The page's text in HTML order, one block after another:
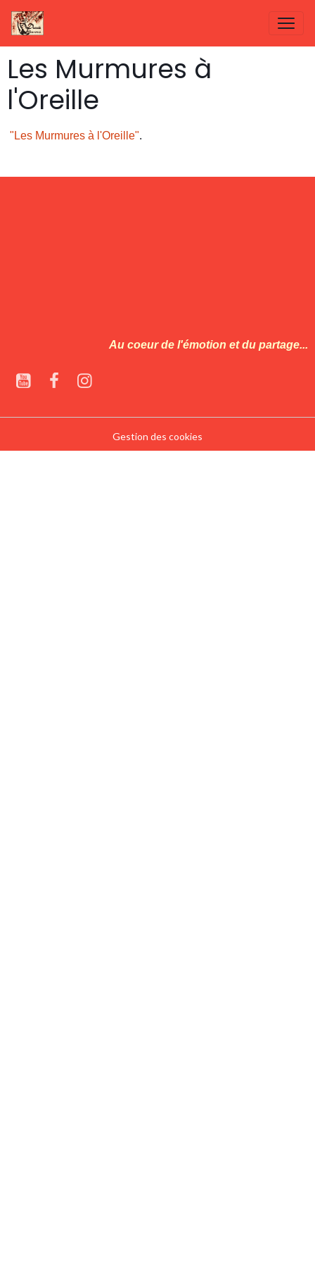
Les Murmures à
l'Oreille
"Les Murmures à l'Oreille".
Au coeur de l'émotion et du partage...
Gestion des cookies